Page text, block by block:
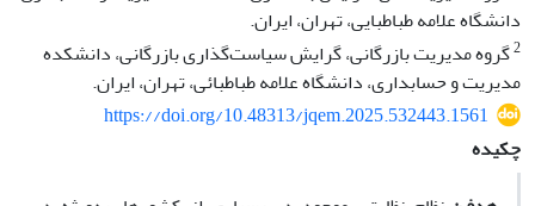
دانشگاه علامه طباطبایی، تهران، ایران.
2گروه مدیریت بازرگانی، گرایش سیاست‌گذاری بازرگانی، دانشکده
مدیریت و حسابداری، دانشگاه علامه طباطبائی، تهران، ایران.
https://doi.org/10.48313/jqem.2025.532443.1561
چکیده